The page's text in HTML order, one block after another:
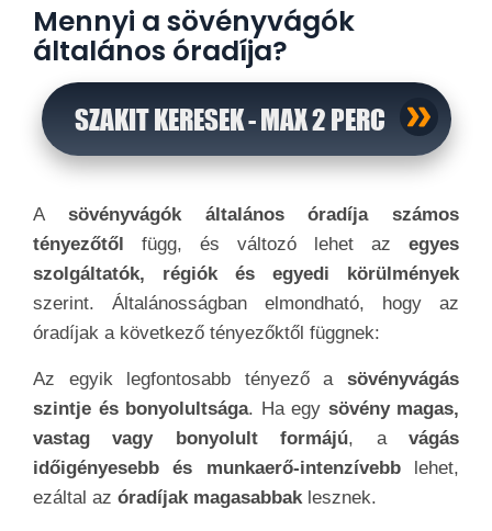
Mennyi a sövényvágók
általános óradíja?
SZAKIT KERESEK - MAX 2 PERC
A sövényvágók általános óradíja számos
tényezőtől függ, és változó lehet az egyes
szolgáltatók, régiók és egyedi körülmények
szerint. Általánosságban elmondható, hogy az
óradíjak a következő tényezőktől függnek:
Az egyik legfontosabb tényező a sövényvágás
szintje és bonyolultsága. Ha egy sövény magas,
vastag vagy bonyolult formájú, avágás
időigényesebb és munkaerő-intenzívebb lehet,
ezáltal az óradíjak magasabbak lesznek.